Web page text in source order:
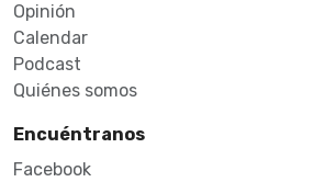
Opinión
Calendar
Podcast
Quiénes somos
Encuéntranos
Facebook